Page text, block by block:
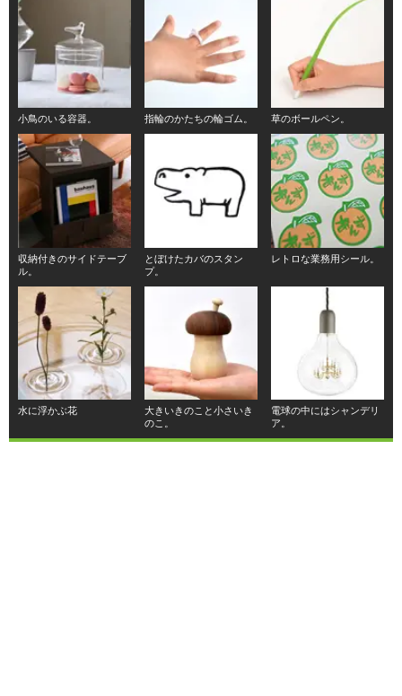
小鳥のいる容器。 指輪のかたちの輪ゴム。 草のボールペン。
収納付きのサイドテーブ
ル。
とぼけたカバのスタン
プ。
レトロな業務用シール。
水に浮かぶ花
大きいきのこと小さいき
のこ。
電球の中にはシャンデリ
ア。